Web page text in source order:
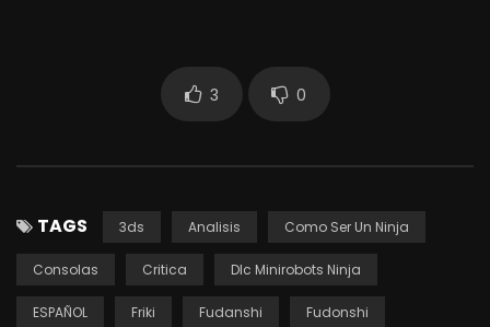
3 0
TAGS 3ds Analisis Como Ser Un Ninja
Consolas Critica Dlc Minirobots Ninja
ESPAÑOL Friki Fudanshi Fudonshi